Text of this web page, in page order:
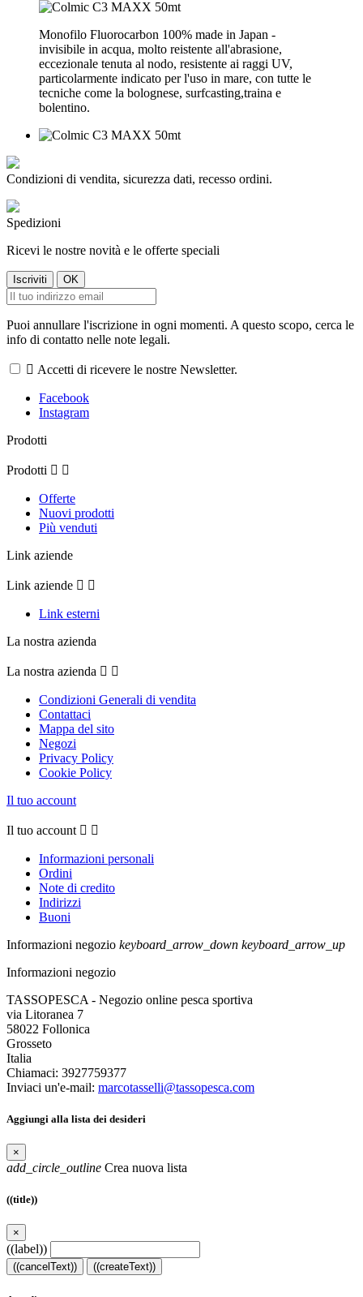
Monofilo Fluorocarbon 100% made in Japan -
invisibile in acqua, molto reistente all'abrasione,
eccezionale tenuta al nodo, resistente ai raggi UV,
particolarmente indicato per l'uso in mare, con tutte le
tecniche come la bolognese, surfcasting,traina e
bolentino.
Condizioni di vendita, sicurezza dati, recesso ordini.
Spedizioni
Ricevi le nostre novità e le offerte speciali
Puoi annullare l'iscrizione in ogni momenti. A questo scopo, cerca le
info di contatto nelle note legali.
 Accetti di ricevere le nostre Newsletter.
Facebook
Instagram
Prodotti
Prodotti  
Offerte
Nuovi prodotti
Più venduti
Link aziende
Link aziende  
Link esterni
La nostra azienda
La nostra azienda  
Condizioni Generali di vendita
Contattaci
Mappa del sito
Negozi
Privacy Policy
Cookie Policy
Il tuo account
Il tuo account  
Informazioni personali
Ordini
Note di credito
Indirizzi
Buoni
Informazioni negozio keyboard_arrow_down keyboard_arrow_up
Informazioni negozio
TASSOPESCA - Negozio online pesca sportiva
via Litoranea 7
58022 Follonica
Grosseto
Italia
Chiamaci: 3927759377
Inviaci un'e-mail: marcotasselli@tassopesca.com
Aggiungi alla lista dei desideri
×
add_circle_outline Crea nuova lista
((title))
×
((label))
((cancelText)) ((createText))